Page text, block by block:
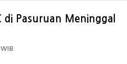
di Pasuruan Meninggal